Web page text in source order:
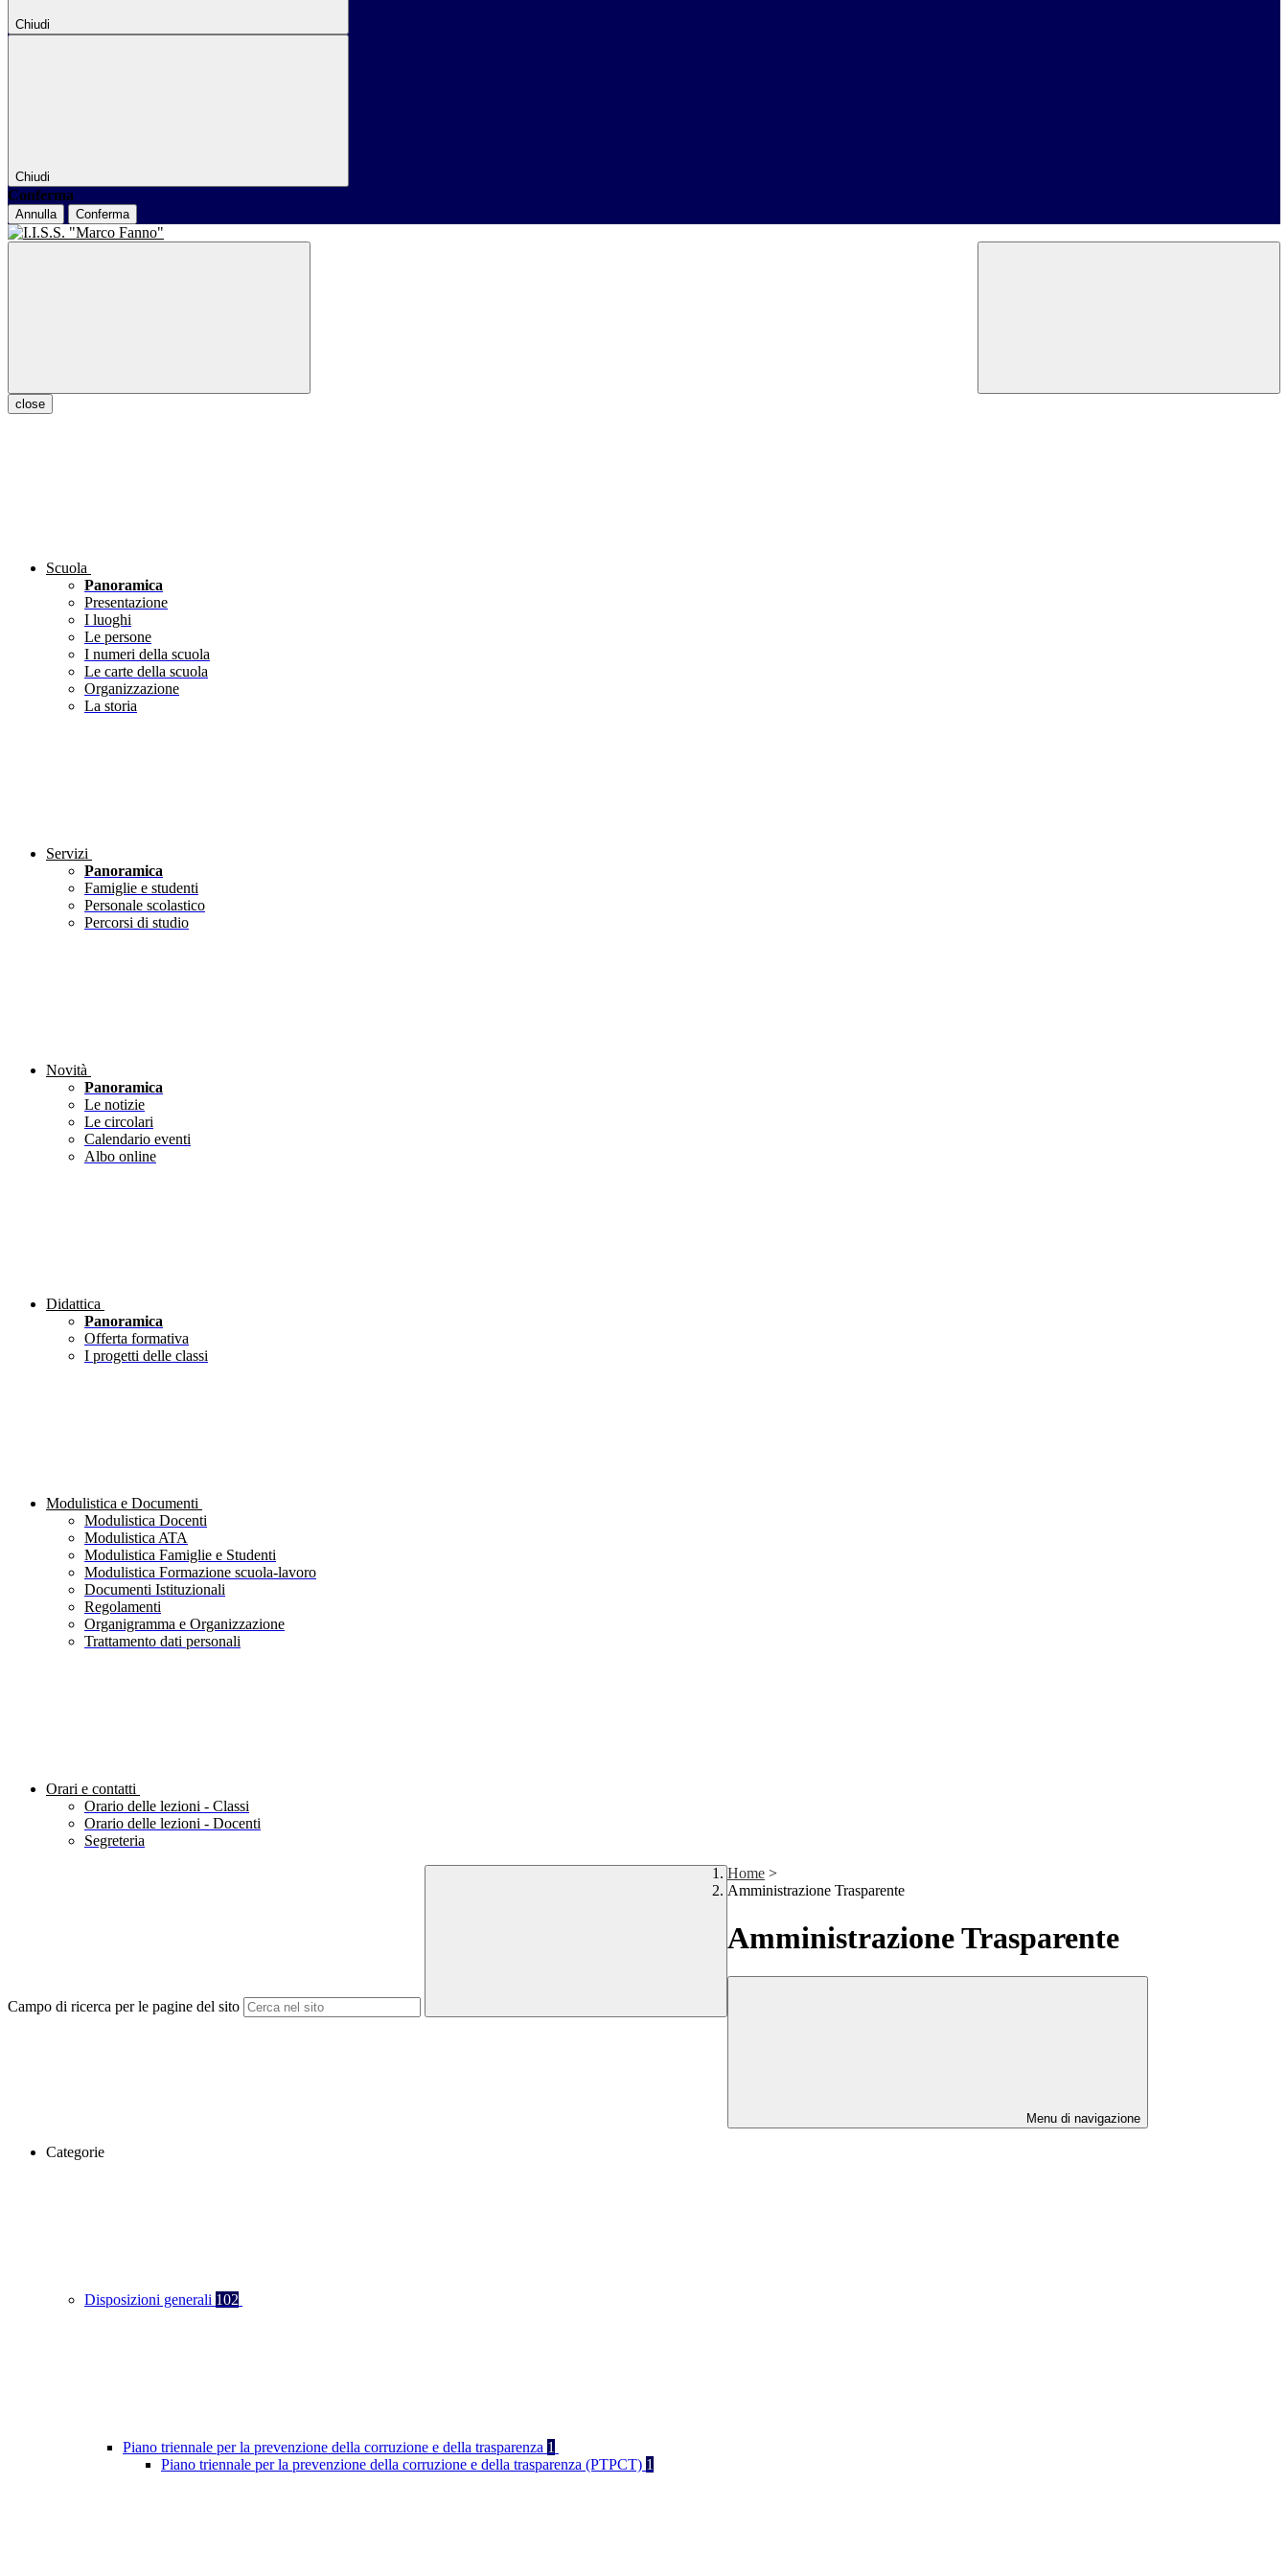
Chiudi
Chiudi
Conferma
Annulla Conferma
close
Scuola
Panoramica
Presentazione
I luoghi
Le persone
I numeri della scuola
Le carte della scuola
Organizzazione
La storia
Servizi
Panoramica
Famiglie e studenti
Personale scolastico
Percorsi di studio
Novità
Panoramica
Le notizie
Le circolari
Calendario eventi
Albo online
Didattica
Panoramica
Offerta formativa
I progetti delle classi
Modulistica e Documenti
Modulistica Docenti
Modulistica ATA
Modulistica Famiglie e Studenti
Modulistica Formazione scuola-lavoro
Documenti Istituzionali
Regolamenti
Organigramma e Organizzazione
Trattamento dati personali
Orari e contatti
Orario delle lezioni - Classi
Orario delle lezioni - Docenti
Segreteria
Campo di ricerca per le pagine del sito
Home >
Amministrazione Trasparente
Amministrazione Trasparente
Menu di navigazione
Categorie
Disposizioni generali 102
Piano triennale per la prevenzione della corruzione e della trasparenza 1
Piano triennale per la prevenzione della corruzione e della trasparenza (PTPCT) 1